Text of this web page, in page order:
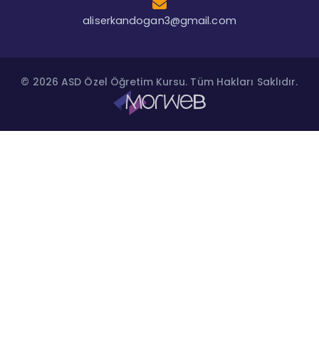
aliserkandogan3@gmail.com
© 2026 ASD Özel Öğretim Kursu. Tüm Hakları Saklıdır.